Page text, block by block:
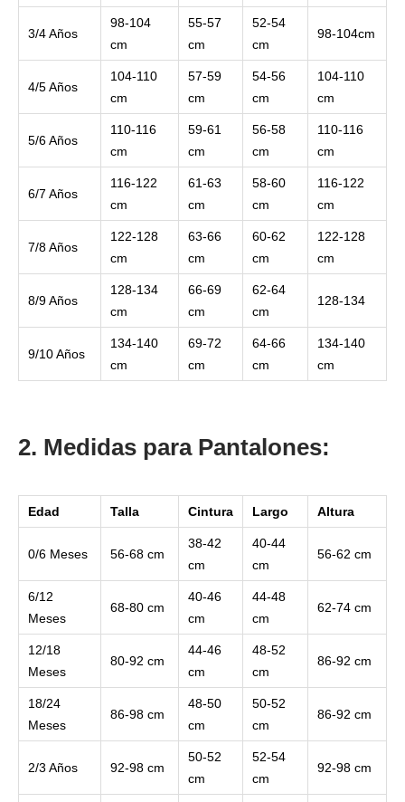
3/4 Años
98-104
cm
55-57
cm
52-54
cm
98-104cm
4/5 Años
104-110
cm
57-59
cm
54-56
cm
104-110
cm
5/6 Años
110-116
cm
59-61
cm
56-58
cm
110-116
cm
6/7 Años
116-122
cm
61-63
cm
58-60
cm
116-122
cm
7/8 Años
122-128
cm
63-66
cm
60-62
cm
122-128
cm
8/9 Años
128-134
cm
66-69
cm
62-64
cm
128-134
9/10 Años
134-140
cm
69-72
cm
64-66
cm
134-140
cm
2. Medidas para Pantalones:
Edad Talla Cintura Largo Altura
0/6 Meses 56-68 cm
38-42
cm
40-44
cm
56-62 cm
6/12
Meses
68-80 cm
40-46
cm
44-48
cm
62-74 cm
12/18
Meses
80-92 cm
44-46
cm
48-52
cm
86-92 cm
18/24
Meses
86-98 cm
48-50
cm
50-52
cm
86-92 cm
2/3 Años 92-98 cm
50-52
cm
52-54
cm
92-98 cm